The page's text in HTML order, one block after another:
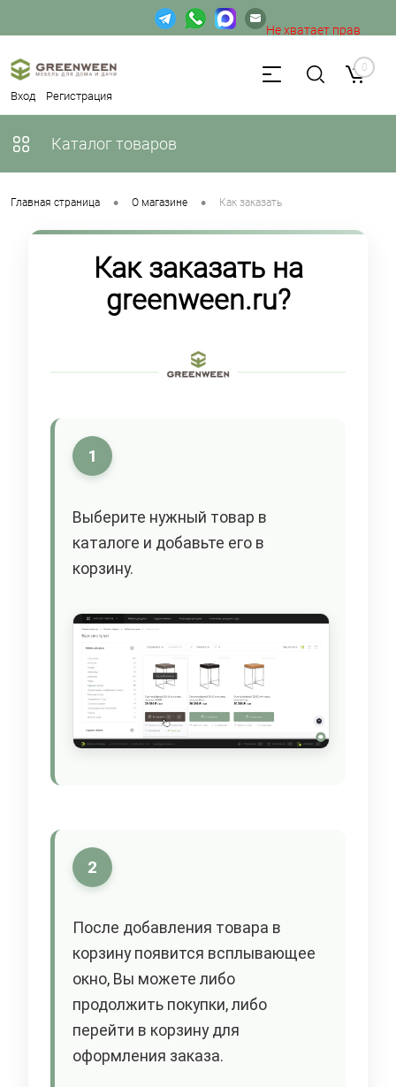
Вход Регистрация
Не хватает прав
доступа к веб-форме. 0
Каталог товаров
Главная страница • О магазине • Как заказать
Как заказать на
greenween.ru?
1
Выберите нужный товар в
каталоге и добавьте его в
корзину.
2
После добавления товара в
корзину появится всплывающее
окно, Вы можете либо
продолжить покупки, либо
перейти в корзину для
оформления заказа.